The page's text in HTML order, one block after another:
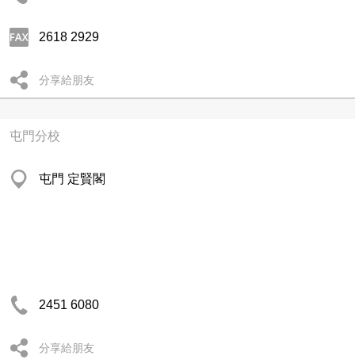
2618 2929
分享給朋友
屯門分校
屯門 定賢閣
2451 6080
分享給朋友